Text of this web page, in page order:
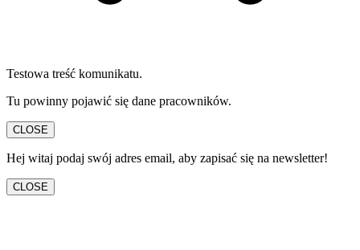
Testowa treść komunikatu.
Tu powinny pojawić się dane pracowników.
CLOSE
Hej witaj podaj swój adres email, aby zapisać się na newsletter!
CLOSE